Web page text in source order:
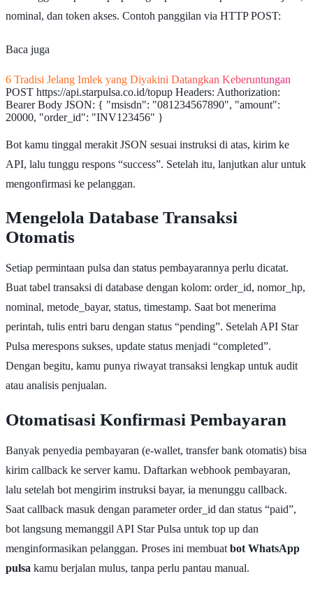
nominal, dan token akses. Contoh panggilan via HTTP POST:
Baca juga
6 Tradisi Jelang Imlek yang Diyakini Datangkan Keberuntungan
POST https://api.starpulsa.co.id/topup Headers: Authorization:
Bearer Body JSON: { "msisdn": "081234567890", "amount":
20000, "order_id": "INV123456" }
Bot kamu tinggal merakit JSON sesuai instruksi di atas, kirim ke
API, lalu tunggu respons “success”. Setelah itu, lanjutkan alur untuk
mengonfirmasi ke pelanggan.
Mengelola Database Transaksi
Otomatis
Setiap permintaan pulsa dan status pembayarannya perlu dicatat.
Buat tabel transaksi di database dengan kolom: order_id, nomor_hp,
nominal, metode_bayar, status, timestamp. Saat bot menerima
perintah, tulis entri baru dengan status “pending”. Setelah API Star
Pulsa merespons sukses, update status menjadi “completed”.
Dengan begitu, kamu punya riwayat transaksi lengkap untuk audit
atau analisis penjualan.
Otomatisasi Konfirmasi Pembayaran
Banyak penyedia pembayaran (e-wallet, transfer bank otomatis) bisa
kirim callback ke server kamu. Daftarkan webhook pembayaran,
lalu setelah bot mengirim instruksi bayar, ia menunggu callback.
Saat callback masuk dengan parameter order_id dan status “paid”,
bot langsung memanggil API Star Pulsa untuk top up dan
menginformasikan pelanggan. Proses ini membuat bot WhatsApp
pulsa kamu berjalan mulus, tanpa perlu pantau manual.